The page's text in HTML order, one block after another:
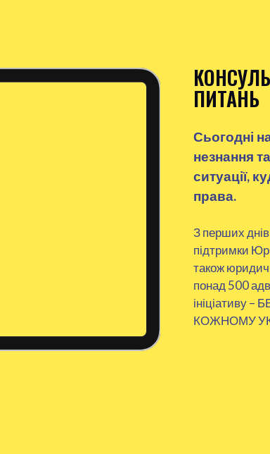
ПИТАНЬ
Сьогодні
незнання
ситуації,
права.
З перших
підтримки
також
понад 500
ініціативу
КОЖНОМУ